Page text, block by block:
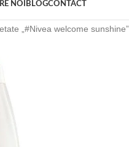
NOI BLOGCONTACT
„#Nivea welcome sunshine”